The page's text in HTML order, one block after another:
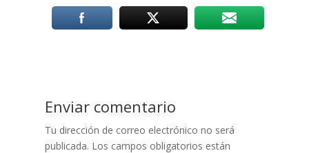
Enviar comentario
Tu dirección de correo electrónico no será
publicada. Los campos obligatorios están